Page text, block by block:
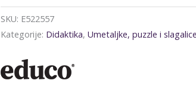
SKU: E522557
Kategorije: Didaktika,Umetaljke, puzzle i slagalice